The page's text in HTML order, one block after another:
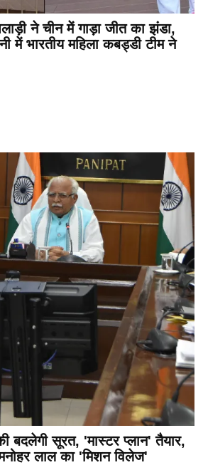
ने चीन में गाड़ा जीत का झंडा,
में भारतीय महिला कबड्डी टीम ने
बदलेगी सूरत, 'मास्टर प्लान' तैयार,
लाल का 'मिशन विलेज'